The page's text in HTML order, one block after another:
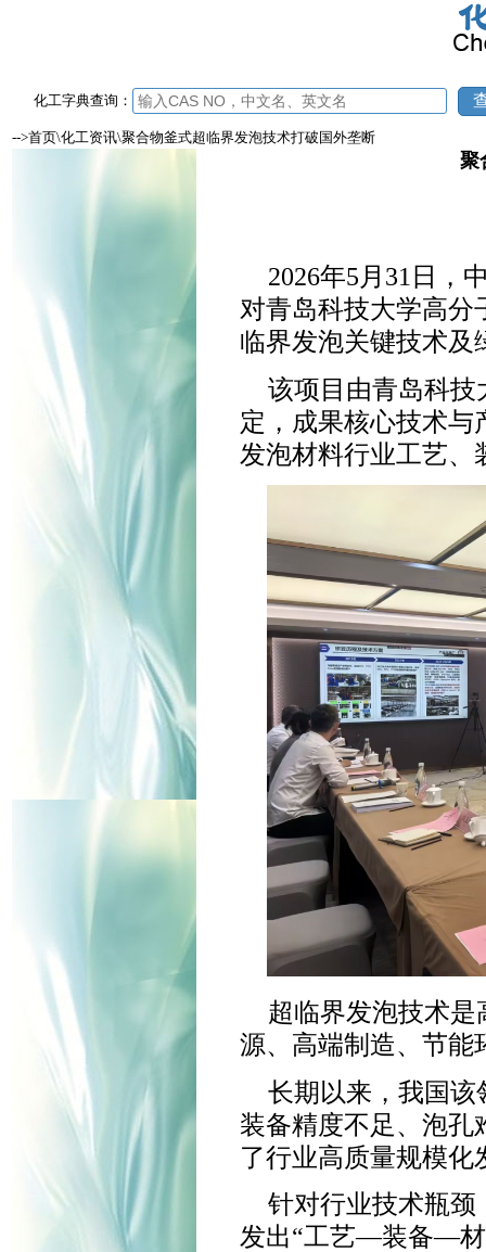
化工字典查询：
-->首页\化工资讯\聚合物釜式超临界发泡技术打破国外垄断
聚
2026年5月31日，
对青岛科技大学高分
临界发泡关键技术及
该项目由青岛科
定，成果核心技术
发泡材料行业工艺、
超临界发泡技术
源、高端制造、节能
长期以来，我国
装备精度不足、泡孔
了行业高质量规模化
针对行业技术瓶颈
发出“工艺—装备—材